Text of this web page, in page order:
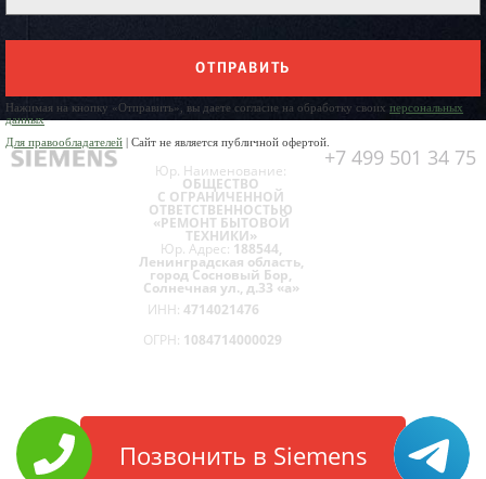
ОТПРАВИТЬ
Нажимая на кнопку «Отправить», вы даете согласие на обработку своих персональных
данных
Для правообладателей | Сайт не является публичной офертой.
+7 499 501 34 75
Юр. Наименование:
ОБЩЕСТВО
С ОГРАНИЧЕННОЙ
ОТВЕТСТВЕННОСТЬЮ
«РЕМОНТ БЫТОВОЙ
ТЕХНИКИ»
Юр. Адрес: 188544,
Ленинградская область,
город Сосновый Бор,
Солнечная ул., д.33 «а»
ИНН: 4714021476
ОГРН: 1084714000029
Позвонить в Siemens